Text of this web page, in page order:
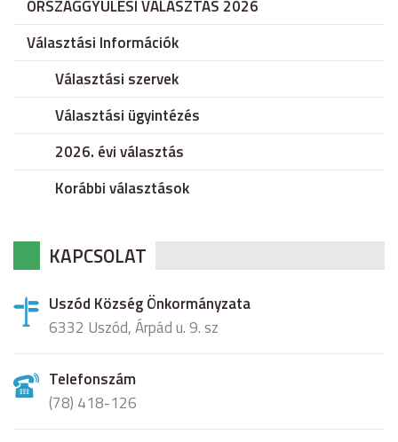
ORSZÁGGYÜLÉSI VÁLASZTÁS 2026
Választási Információk
Választási szervek
Választási ügyintézés
2026. évi választás
Korábbi választások
KAPCSOLAT
Uszód Község Önkormányzata
6332 Uszód, Árpád u. 9. sz
Telefonszám
(78) 418-126